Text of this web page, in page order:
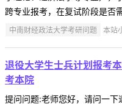
跨专业报考，在复试阶段是否
中南财经政法大学考研问题 本站
退役大学生士兵计划报考
考本院
提问问题:老师您好，请问一